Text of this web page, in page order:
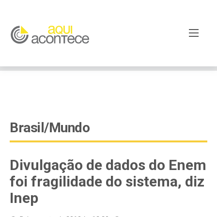
googleb82de9a22cec23e8.html
Brasil/Mundo
Divulgação de dados do Enem
foi fragilidade do sistema, diz
Inep